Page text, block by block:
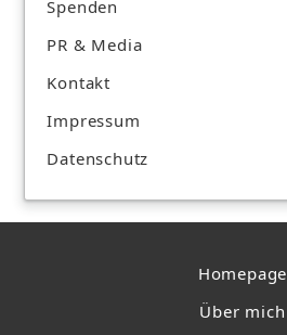
Spenden
PR & Media
Kontakt
Impressum
Datenschutz
Homepage
Über mich